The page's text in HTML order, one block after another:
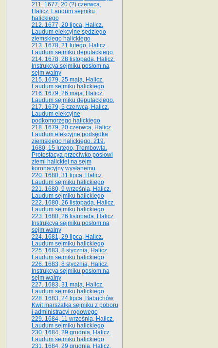
211. 1677, 20 (?) czerwca,
Halicz. Laudum sejmiku
halickiego
212. 1677, 20 lipca, Halicz.
Laudum elekcyjne sędziego
ziemskiego halickiego
213. 1678, 21 lutego, Halicz.
Laudum sejmiku deputackiego.
214. 1678, 28 listopada, Halicz.
Instrukcya sejmiku posłom na
sejm walny
215. 1679, 25 maja, Halicz.
Laudum sejmiku halickiego
216. 1679, 26 maja, Halicz.
Laudum sejmiku deputackiego.
217. 1679, 5 czerwca, Halicz.
Laudum elekcyjne
podkomorzego halickiego
218. 1679, 20 czerwca, Halicz.
Laudum elekcyjne podsędka
ziemskiego halickiego. 219.
1680, 15 lutego, Trembowla.
Protestacya przeciwko posłowi
ziemi halickiej na sejm
koronacyjny wysłanemu
220. 1680, 31 lipca, Halicz.
Laudum sejmiku halickiego
221. 1680, 9 września, Halicz.
Laudum sejmiku halickiego
222. 1680, 26 listopada, Halicz.
Laudum sejmiku halickiego.
223. 1680, 26 listopada, Halicz.
Instrukcya sejmiku posłom na
sejm walny
224. 1681, 29 lipca, Halicz.
Laudum sejmiku halickiego
225. 1683, 8 stycznia, Halicz.
Laudum sejmiku halickiego
226. 1683, 8 stycznia, Halicz.
Instrukcya sejmiku posłom na
sejm walny
227. 1683, 31 maja, Halicz.
Laudum sejmiku halickiego
228. 1683, 24 lipca, Babuchów.
Kwit marszałka sejmiku z poboru
i administracyi rogowego
229. 1684, 11 września, Halicz.
Laudum sejmiku halickiego
230. 1684, 29 grudnia, Halicz.
Laudum sejmiku halickiego
231. 1684, 29 grudnia, Halicz.